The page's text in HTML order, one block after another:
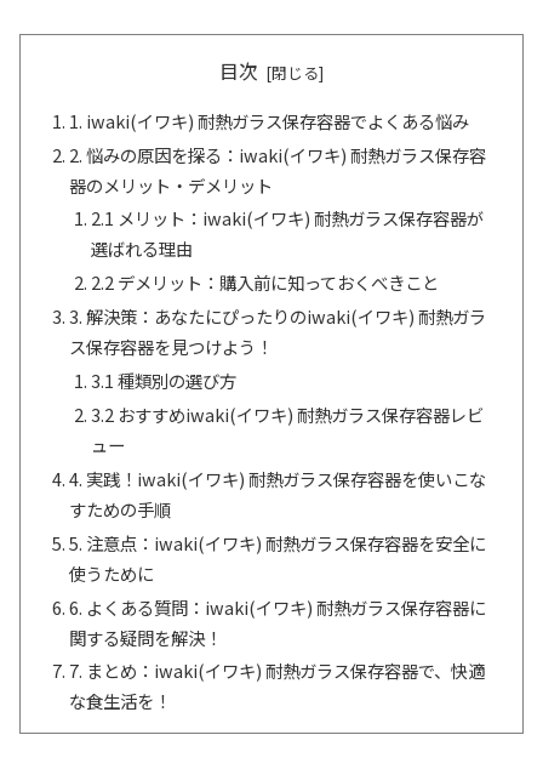
目次
1. iwaki(イワキ) 耐熱ガラス保存容器でよくある悩み
2. 悩みの原因を探る：iwaki(イワキ) 耐熱ガラス保存容
器のメリット・デメリット
2.1 メリット：iwaki(イワキ) 耐熱ガラス保存容器が
選ばれる理由
2.2 デメリット：購入前に知っておくべきこと
3. 解決策：あなたにぴったりのiwaki(イワキ) 耐熱ガラ
ス保存容器を見つけよう！
3.1 種類別の選び方
3.2 おすすめiwaki(イワキ) 耐熱ガラス保存容器レビ
ュー
4. 実践！iwaki(イワキ) 耐熱ガラス保存容器を使いこな
すための手順
5. 注意点：iwaki(イワキ) 耐熱ガラス保存容器を安全に
使うために
6. よくある質問：iwaki(イワキ) 耐熱ガラス保存容器に
関する疑問を解決！
7. まとめ：iwaki(イワキ) 耐熱ガラス保存容器で、快適
な食生活を！